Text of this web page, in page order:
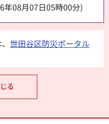
年08月07日05時00分)
世田谷区防災ポータル
る